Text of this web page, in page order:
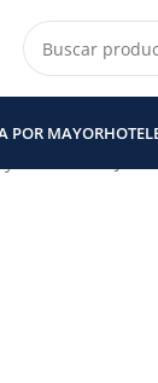
POR MAYOR